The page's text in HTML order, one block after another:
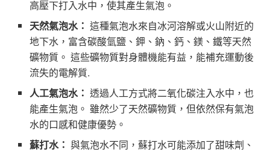
高壓下打入水中，使其產生氣泡。
天然氣泡水： 這種氣泡水來自冰河溶解或火山附近的
地下水，富含碳酸氫鹽、鉀、鈉、鈣、鎂、鐵等天然
礦物質。 這些礦物質對身體機能有益，能補充運動後
流失的電解質.
人工氣泡水： 透過人工方式將二氧化碳注入水中，也
能產生氣泡。 雖然少了天然礦物質，但依然保有氣泡
水的口感和健康優勢。
蘇打水： 與氣泡水不同，蘇打水可能添加了甜味劑、